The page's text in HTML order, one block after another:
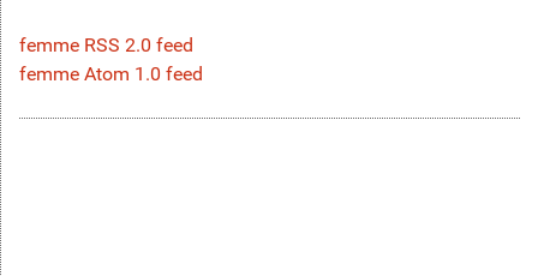
femme RSS 2.0 feed
femme Atom 1.0 feed